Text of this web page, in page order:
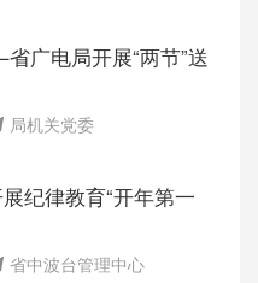
广电局开展“两节”送
局机关党委
纪律教育“开年第一
省中波台管理中心